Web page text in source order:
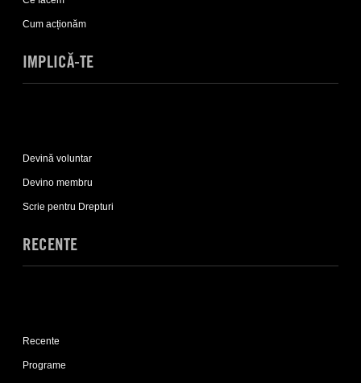
list
Cum acționăm
IMPLICĂ-TE
Implică-
te
sub-
list
Devină voluntar
Devino membru
Scrie pentru Drepturi
RECENTE
Recente
sub-
list
Recente
Programe